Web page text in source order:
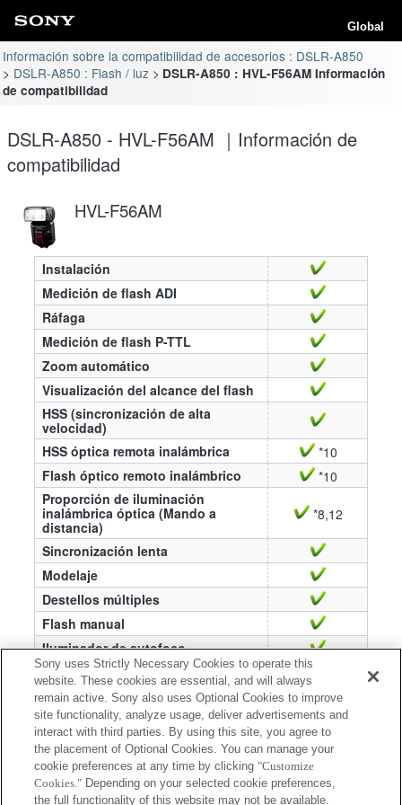
Global
Información sobre la compatibilidad de accesorios : DSLR-A850
DSLR-A850 : Flash / luz
DSLR-A850 : HVL-F56AM Información
de compatibilidad
DSLR-A850 - HVL-F56AM ｜Información de
compatibilidad
HVL-F56AM
Instalación
Medición de flash ADI
Ráfaga
Medición de flash P-TTL
Zoom automático
Visualización del alcance del flash
HSS (sincronización de alta
velocidad)
HSS óptica remota inalámbrica
*10
Flash óptico remoto inalámbrico
*10
Proporción de iluminación
inalámbrica óptica (Mando a
distancia)
*8,12
Sincronización lenta
Modelaje
Destellos múltiples
Flash manual
Iluminador de autofoco
*8 Es necesario un controlador de flash remoto
inalámbrico separado (HVL-F43AM, HVL-
F58AM, HVL-F60M o HVL-F43M).
*10 Es necesario un controlador de flash remoto
inalámbrico separado (HVL-F20AM, HVL-
F43AM, HVL-F58AM, HVL-F60M, HVL-F20M,
Sony uses Strictly Necessary Cookies to operate this
website. These cookies are essential, and will always
remain active. Sony also uses Optional Cookies to improve
site functionality, analyze usage, deliver advertisements and
interact with third parties. By using this site, you agree to
the placement of Optional Cookies. You can manage your
cookie preferences at any time by clicking "Customize
Cookies." Depending on your selected cookie preferences,
the full functionality of this website may not be available.